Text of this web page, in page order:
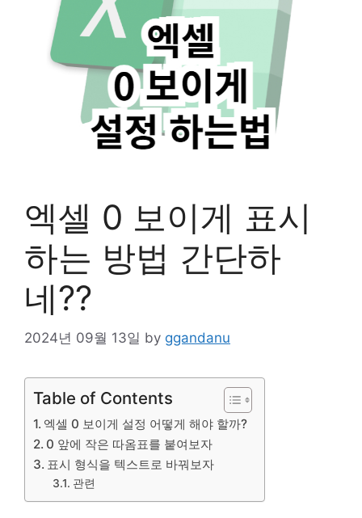
엑셀 0 보이게 표시
하는 방법 간단하
네??
2024년 09월 13일 by ggandanu
Table of Contents
엑셀 0 보이게 설정 어떻게 해야 할까?
0 앞에 작은 따옴표를 붙여보자
표시 형식을 텍스트로 바꿔보자
관련